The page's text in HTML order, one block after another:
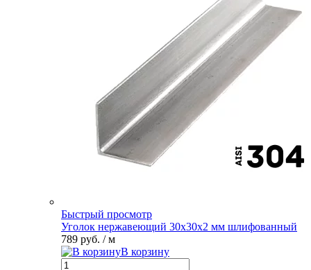
Быстрый просмотр
Уголок нержавеющий 30х30х2 мм шлифованный
789 руб. / м
В корзину